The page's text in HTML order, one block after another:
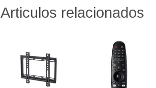
Articulos relacionados